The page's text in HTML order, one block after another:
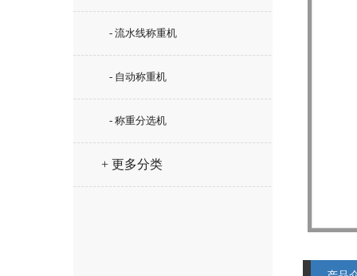
- 流水线称重机
- 自动称重机
- 称重分选机
+ 更多分类